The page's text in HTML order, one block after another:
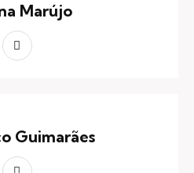
Marújo
Guimarães